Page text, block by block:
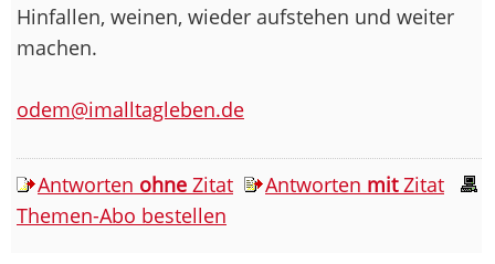
Hinfallen, weinen, wieder aufstehen und weiter
machen.
odem@imalltagleben.de
Antworten ohne Zitat Antworten mitZitat
Themen-Abo bestellen